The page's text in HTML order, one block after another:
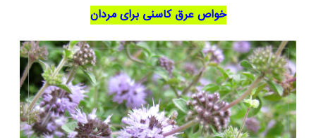
خواص عرق کاسنی برای مردان